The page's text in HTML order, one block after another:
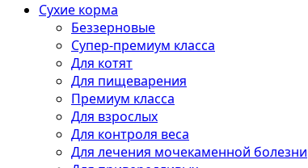
Сухие корма
Беззерновые
Супер-премиум класса
Для котят
Для пищеварения
Премиум класса
Для взрослых
Для контроля веса
Для лечения мочекаменной болезни